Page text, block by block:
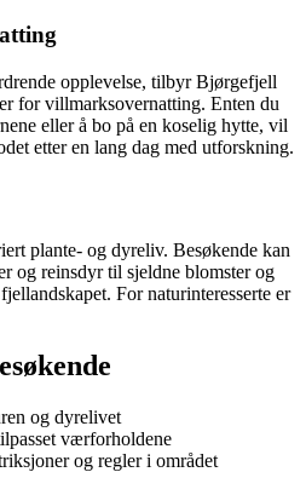
opplevelse, tilbyr Bjørgefjell
for villmarksovernatting. Enten du
eller å bo på en koselig hytte, vil
etter en lang dag med utforskning.
plante- og dyreliv. Besøkende kan
og reinsdyr til sjeldne blomster og
For naturinteresserte er
og dyrelivet
værforholdene
og regler i området